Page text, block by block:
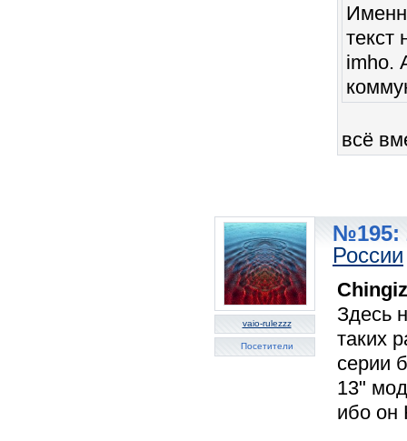
текст
imho.
всё
vaio-rulezzz
Посетители
№195:
России
Chingiz
Здесь
таких
серии
13"
ибо он